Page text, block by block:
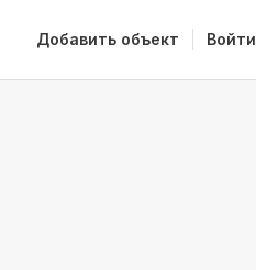
Добавить объект Войти